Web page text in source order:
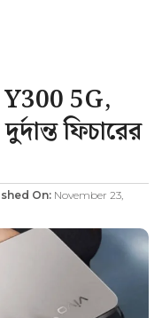
5G,
ফিচারের
On: November 23,